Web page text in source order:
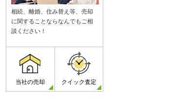
相続、離婚、住み替え等、売却
に関することならなんでもご相
談ください！
当社の売却 クイック査定